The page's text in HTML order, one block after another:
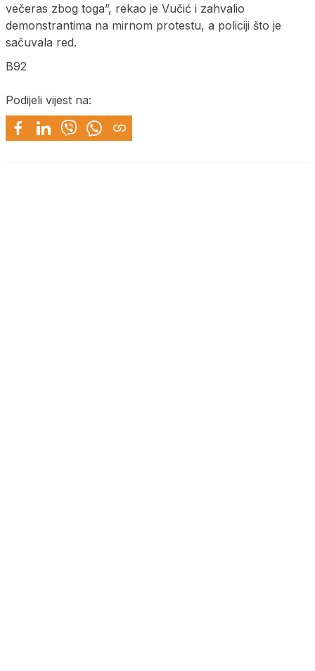
večeras zbog toga”, rekao je Vučić i zahvalio
demonstrantima na mirnom protestu, a policiji što je
sačuvala red.
B92
Podijeli vijest na: